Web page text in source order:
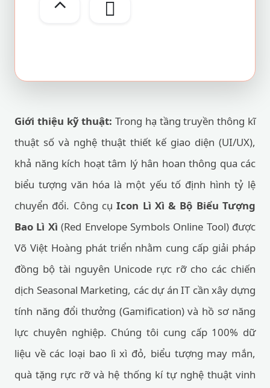
⌃

Giới thiệu kỹ thuật: Trong hạ tầng truyền thông kĩ
thuật số và nghệ thuật thiết kế giao diện (UI/UX),
khả năng kích hoạt tâm lý hân hoan thông qua các
biểu tượng văn hóa là một yếu tố định hình tỷ lệ
chuyển đổi. Công cụIcon Lì Xì & Bộ Biểu Tượng
Bao Lì Xì (Red Envelope Symbols Online Tool) được
Võ Việt Hoàng phát triển nhằm cung cấp giải pháp
đồng bộ tài nguyên Unicode rực rỡ cho các chiến
dịch Seasonal Marketing, các dự án IT cần xây dựng
tính năng đổi thưởng (Gamification) và hồ sơ năng
lực chuyên nghiệp. Chúng tôi cung cấp 100% dữ
liệu về các loại bao lì xì đỏ, biểu tượng may mắn,
quà tặng rực rỡ và hệ thống kí tự nghệ thuật vinh